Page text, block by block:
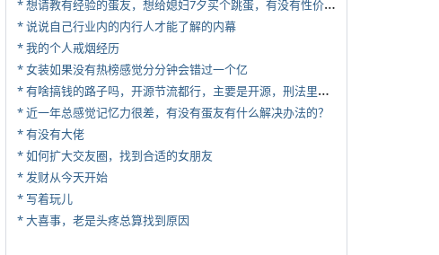
* 说说自己行业内的内行人才能了解的内幕
* 我的个人戒烟经历
* 女装如果没有热榜感觉分分钟会错过一个亿
*
有啥搞钱的路子吗，开源节流都行，主要是开源，刑法里的咱不做
* 近一年总感觉记忆力很差，有没有蛋友有什么解决办法的？
* 有没有大佬
* 如何扩大交友圈，找到合适的女朋友
* 发财从今天开始
* 写着玩儿
* 大喜事，老是头疼总算找到原因